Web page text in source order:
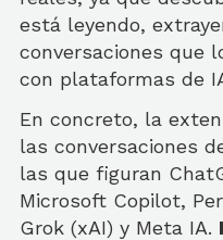
está leyendo,
conversaciones que
con plataformas de
En concreto, la
las conversaciones
las que figuran
Microsoft Copilot,
Grok (xAI) y Meta IA.